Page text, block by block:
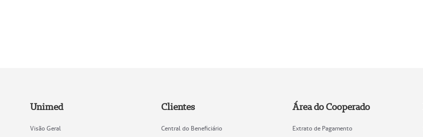
Unimed
Visão Geral
Clientes
Central do Beneficiário
Área do Cooperado
Extrato de Pagamento